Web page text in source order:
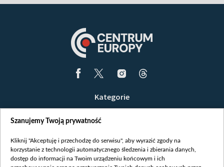
Kategorie
Opinie
Białoruś / Polska
Szanujemy Twoją prywatność
Kliknij "Akceptuję i przechodzę do serwisu", aby wyrazić zgody na
korzystanie z technologii automatycznego śledzenia i zbierania danych,
dostęp do informacji na Twoim urządzeniu końcowym i ich